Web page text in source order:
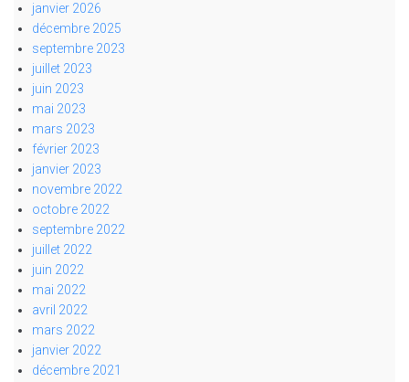
janvier 2026
décembre 2025
septembre 2023
juillet 2023
juin 2023
mai 2023
mars 2023
février 2023
janvier 2023
novembre 2022
octobre 2022
septembre 2022
juillet 2022
juin 2022
mai 2022
avril 2022
mars 2022
janvier 2022
décembre 2021